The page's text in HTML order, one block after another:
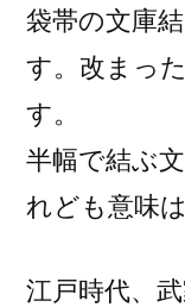
袋帯の文庫
す。改まっ
す。
半幅で結ぶ
れども意味
江戸時代、